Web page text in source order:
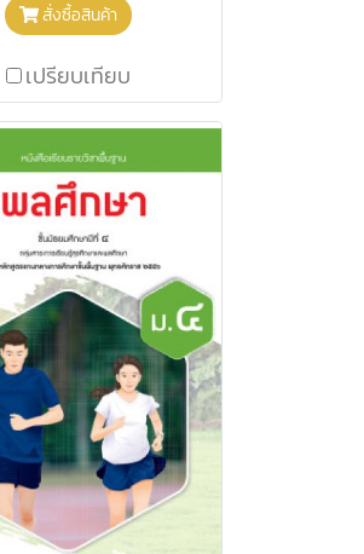
สั่งซื้อสินค้า
เปรียบเทียบ